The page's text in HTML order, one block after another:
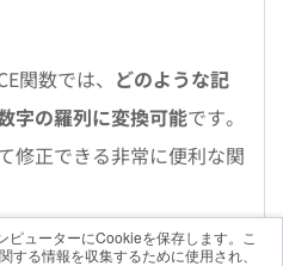
ピューターにCookieを保存します。こ
る情報を収集するために使用され、
関数では、 どのような記
字の羅列に変換可能です。
修正できる非常に便利な関